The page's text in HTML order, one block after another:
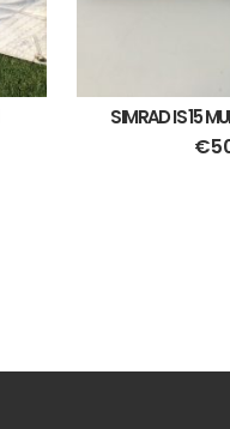
SIMRAD IS 15
€